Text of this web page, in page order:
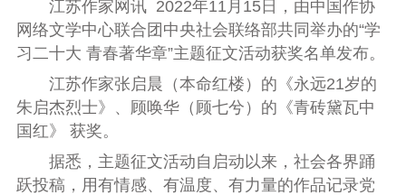
江苏作家网讯 2022年11月15日，由中国作协
网络文学中心联合团中央社会联络部共同举办的“学
习二十大 青春著华章”主题征文活动获奖名单发布。
江苏作家张启晨（本命红楼） 的 《永远21岁的
朱启杰烈士》 、 顾唤华（顾七兮） 的 《青砖黛瓦中
国红》 获奖。
据悉， 主题征文活动自启动以来，社会各界踊
跃投稿，用有情感、有温度、有力量的作品记录党